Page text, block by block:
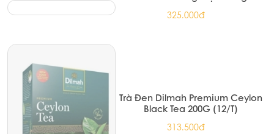
325.000đ
Trà Đen Dilmah Premium Ceylon
Black Tea 200G (12/T)
313.500đ